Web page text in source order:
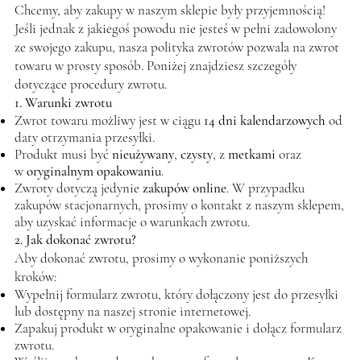
Chcemy, aby zakupy w naszym sklepie były przyjemnością!
Jeśli jednak z jakiegoś powodu nie jesteś w pełni zadowolony
ze swojego zakupu, nasza polityka zwrotów pozwala na zwrot
towaru w prosty sposób. Poniżej znajdziesz szczegóły
dotyczące procedury zwrotu.
1. Warunki zwrotu
Zwrot towaru możliwy jest w ciągu 14 dni kalendarzowych od
daty otrzymania przesyłki.
Produkt musi być nieużywany, czysty, zmetkami oraz
woryginalnym opakowaniu.
Zwroty dotyczą jedynie zakupów online. W przypadku
zakupów stacjonarnych, prosimy o kontakt z naszym sklepem,
aby uzyskać informacje o warunkach zwrotu.
2. Jak dokonać zwrotu?
Aby dokonać zwrotu, prosimy o wykonanie poniższych
kroków:
Wypełnij formularz zwrotu, który dołączony jest do przesyłki
lub dostępny na naszej stronie internetowej.
Zapakuj produkt w oryginalne opakowanie i dołącz formularz
zwrotu.